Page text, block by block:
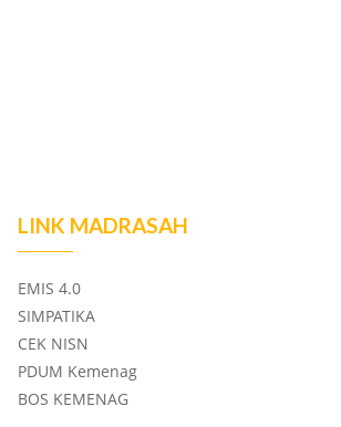
LINK MADRASAH
EMIS 4.0
SIMPATIKA
CEK NISN
PDUM Kemenag
BOS KEMENAG